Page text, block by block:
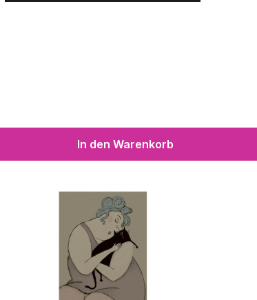
In den Warenkorb